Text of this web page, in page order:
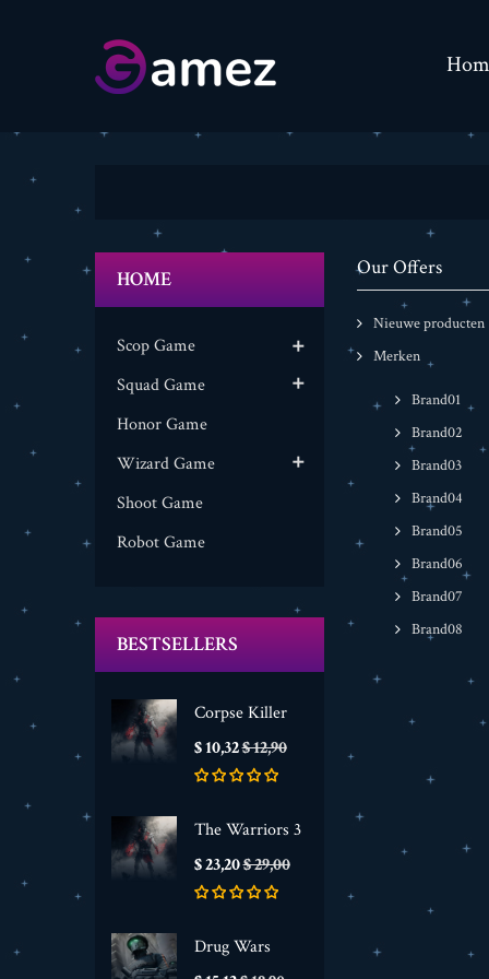
HOME
Scop Game 
Squad Game 
Honor Game
Wizard Game

Shoot Game
Robot Game
BESTSELLERS
Corpse Killer
Prijs
$ 10,32Normale
prijs
$ 12,90
The Warriors 3
Prijs
$ 23,20Normale
prijs
$ 29,00
Drug Wars
Our Offers
Nieuwe producten
Merken
Brand01
Brand02
Brand03
Brand04
Brand05
Brand06
Brand07
Brand08